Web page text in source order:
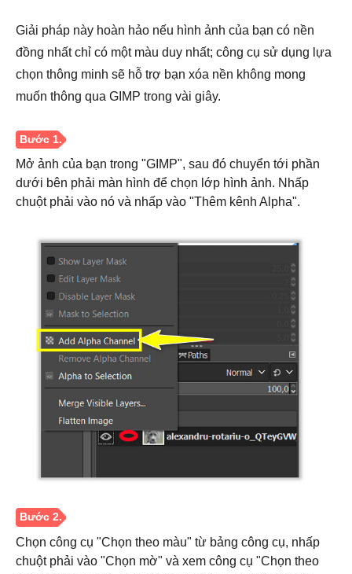
Bước 3.
Giải pháp này hoàn hảo nếu hình ảnh của bạn có nền
đồng nhất chỉ có một màu duy nhất; công cụ sử dụng lựa
chọn thông minh sẽ hỗ trợ bạn xóa nền không mong
muốn thông qua GIMP trong vài giây.
Bước 1.
Mở ảnh của bạn trong "GIMP", sau đó chuyển tới phần
dưới bên phải màn hình để chọn lớp hình ảnh. Nhấp
chuột phải vào nó và nhấp vào "Thêm kênh Alpha".
Chọn công cụ "Chọn theo màu" từ bảng công cụ, nhấp
chuột phải vào "Chọn mờ" và xem công cụ "Chọn theo